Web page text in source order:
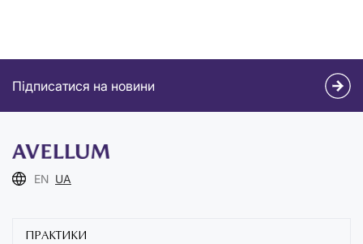
Підписатися на новини
EN UA
ПРАКТИКИ